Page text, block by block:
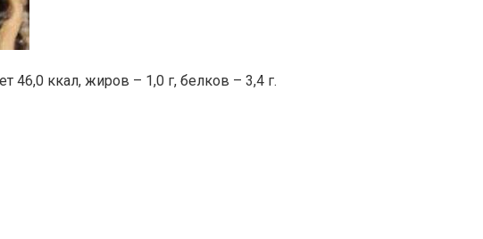
46,0 ккал, жиров – 1,0 г, белков – 3,4 г.